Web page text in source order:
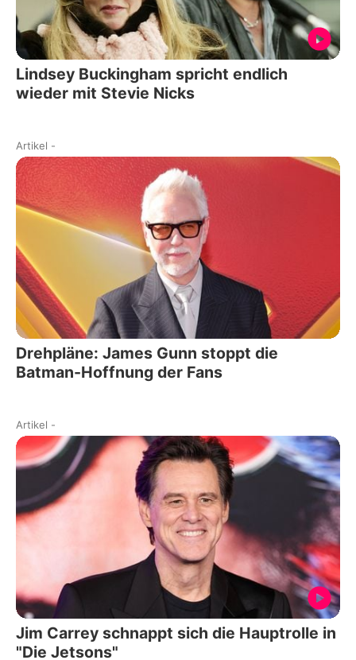
Lindsey Buckingham spricht endlich
wieder mit Stevie Nicks
Artikel -
Drehpläne: James Gunn stoppt die
Batman-Hoffnung der Fans
Artikel -
Jim Carrey schnappt sich die Hauptrolle in
"Die Jetsons"